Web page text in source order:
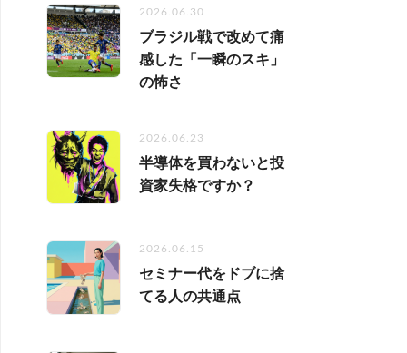
2026.06.30
ブラジル戦で改めて痛
感した「一瞬のスキ」
の怖さ
2026.06.23
半導体を買わないと投
資家失格ですか？
2026.06.15
セミナー代をドブに捨
てる人の共通点